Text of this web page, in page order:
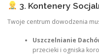
3. Kontenery
Twoje centrum dowodzenia
Uszczelnianie
przecieki i ogniska